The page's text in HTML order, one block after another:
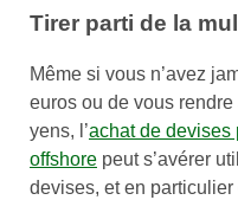
Tirer parti de la
Même si vous n’avez
euros ou de vous
yens, l’achat de devises
offshore peut s’avérer
devises, et en